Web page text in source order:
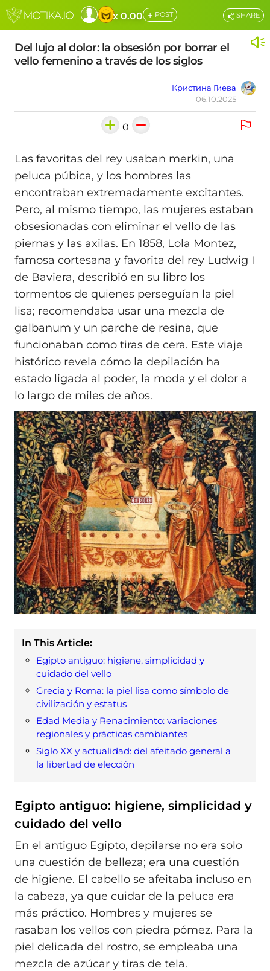
x 0.00 + POST
Del lujo al dolor: la obsesión por borrar el
vello femenino a través de los siglos
Кристина Гиева
06.10.2025
SHARE
0
Las favoritas del rey usaban merkin, una
peluca púbica, y los hombres las
encontraban extremadamente excitantes.
Pero, al mismo tiempo, las mujeres estaban
obsesionadas con eliminar el vello de las
piernas y las axilas. En 1858, Lola Montez,
famosa cortesana y favorita del rey Ludwig I
de Baviera, describió en su libro los
tormentos de quienes perseguían la piel
lisa; recomendaba usar una mezcla de
galbanum y un parche de resina, que
funcionaban como tiras de cera. Este viaje
histórico revela cómo la depilación ha
estado ligada al poder, la moda y el dolor a
lo largo de miles de años.
In This Article:
Egipto antiguo: higiene, simplicidad y
cuidado del vello
Grecia y Roma: la piel lisa como símbolo de
civilización y estatus
Edad Media y Renacimiento: variaciones
regionales y prácticas cambiantes
Siglo XX y actualidad: del afeitado general a
la libertad de elección
Egipto antiguo: higiene, simplicidad y
cuidado del vello
En el antiguo Egipto, depilarse no era solo
una cuestión de belleza; era una cuestión
de higiene. El cabello se afeitaba incluso en
la cabeza, ya que cuidar de la peluca era
más práctico. Hombres y mujeres se
rasaban los vellos con piedra pómez. Para la
piel delicada del rostro, se empleaba una
mezcla de azúcar y tiras de tela.